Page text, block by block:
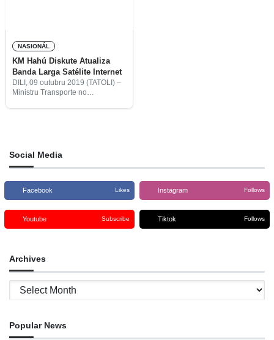
NASIONÁL
KM Hahú Diskute Atualiza
Banda Larga Satélite Internet
DILI, 09 outubru 2019 (TATOLI) –
Ministru Transporte no
reuniaun Konsellu Ministru
Social Media
Facebook Likes Instagram Follows
Youtube Subscribe Tiktok Follows
Archives
Archives
Popular News